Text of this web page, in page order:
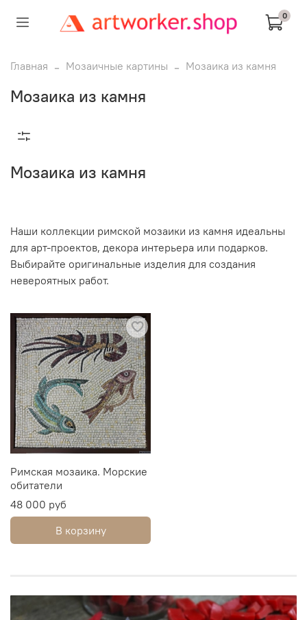
0
Главная Мозаичные картины Мозаика из камня
Мозаика из камня
Мозаика из камня
Наши коллекции римской мозаики из камня идеальны
для арт-проектов, декора интерьера или подарков.
Выбирайте оригинальные изделия для создания
невероятных работ.
Римская мозаика. Морские
обитатели
48 000 руб
В корзину